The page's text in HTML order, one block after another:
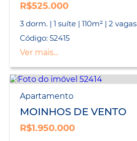
R$525.000
3 dorm. | 1 suíte | 110m² | 2 vagas
Código: 52415
Ver mais...
Apartamento
MOINHOS DE VENTO
R$1.950.000